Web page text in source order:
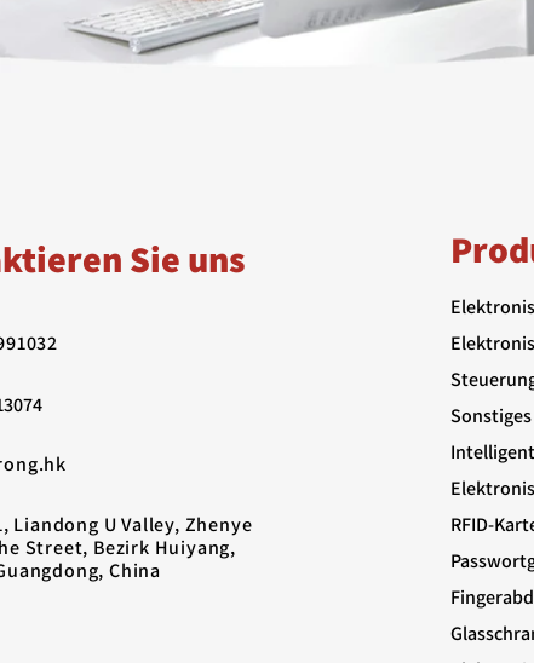
Sie uns
Liandong U Valley, Zhenye
Street, Bezirk Huiyang,
China
RFID-